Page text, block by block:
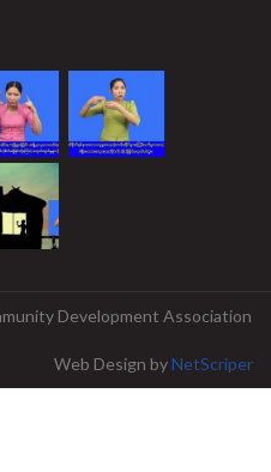
Development Association
Web Design byNetScriper